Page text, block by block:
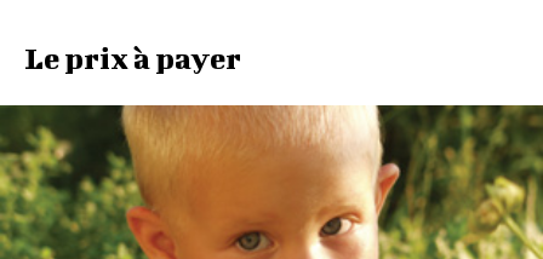
Le prix à payer